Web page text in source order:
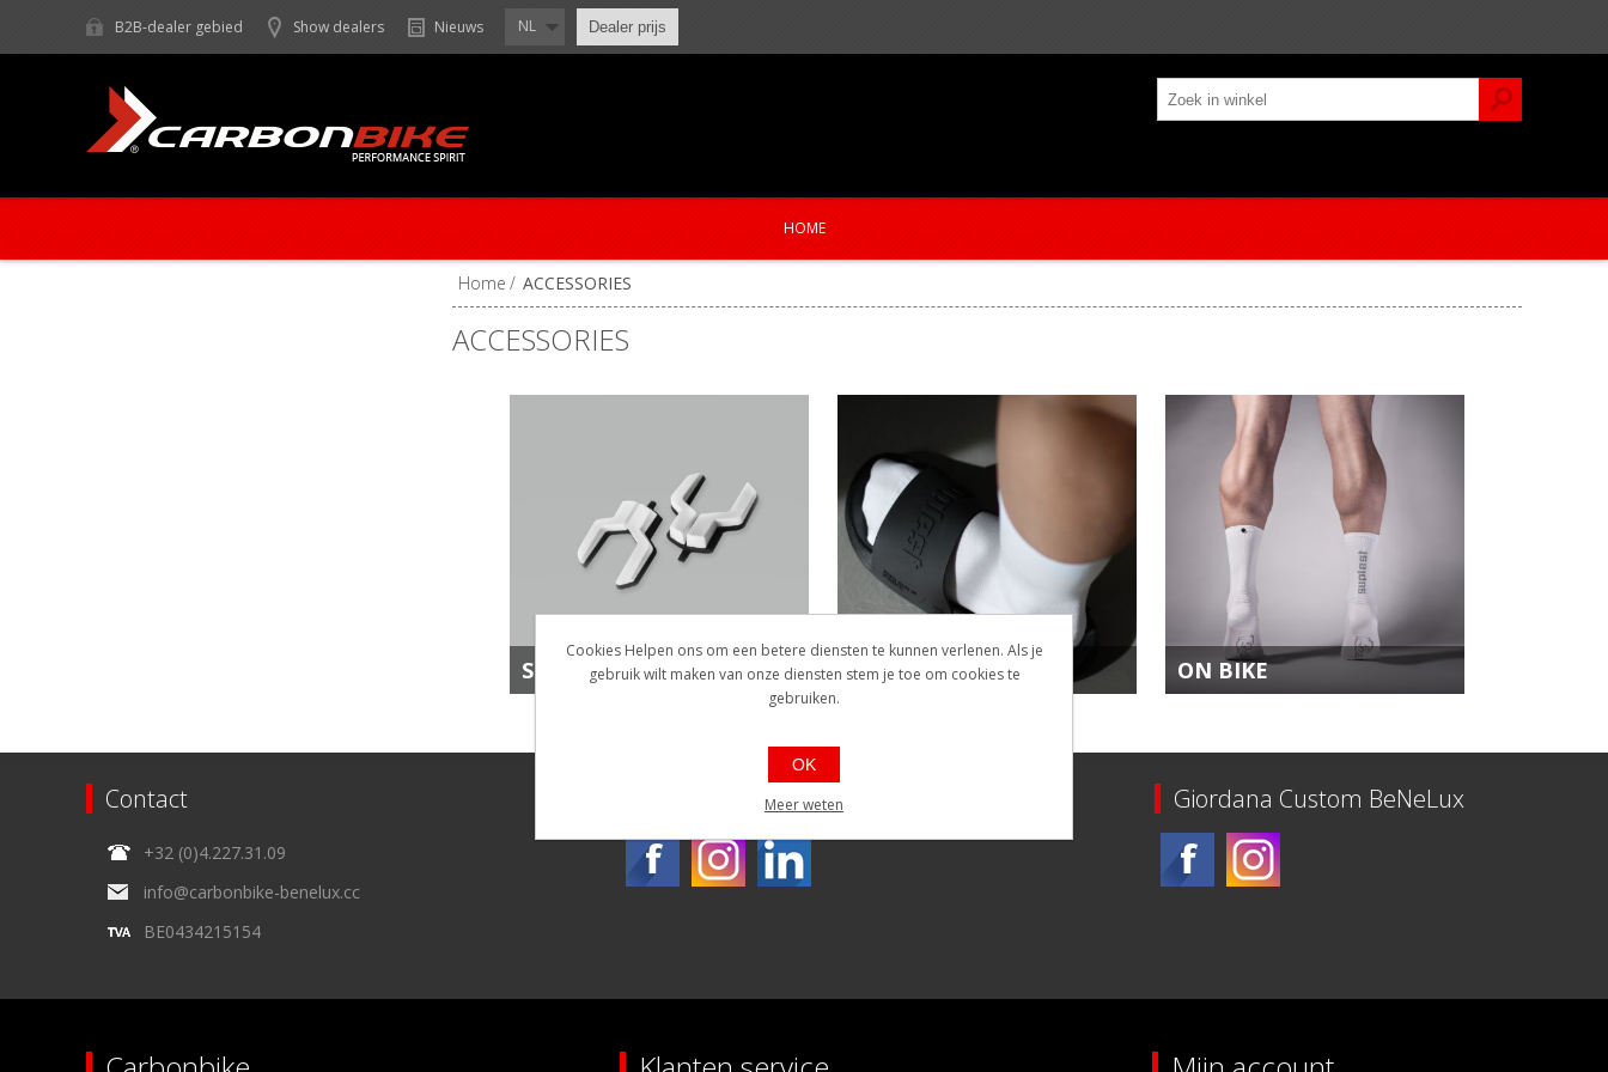
B2B-dealer gebied Show dealers Nieuws NL Dealer prijs
HOME
Home / ACCESSORIES
ACCESSORIES
SPARE PARTS OFF BIKE ON BIKE
Contact
+32 (0)4.227.31.09
info@carbonbike-benelux.cc
BE0434215154
Giordana Custom BeNeLux
Cookies Helpen ons om een betere diensten te kunnen verlenen. Als je
gebruik wilt maken van onze diensten stem je toe om cookies te
gebruiken.
OK
Meer weten